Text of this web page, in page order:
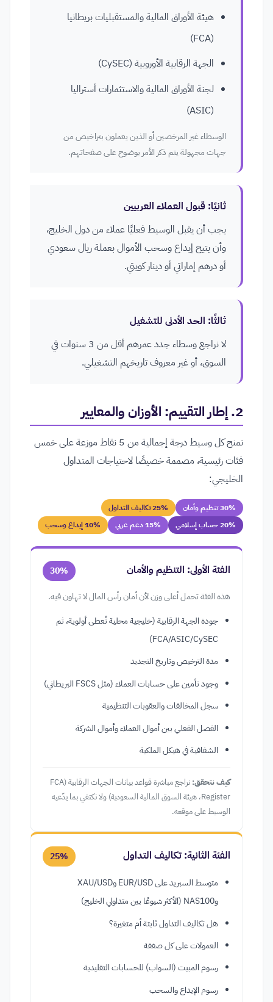
هيئة الأوراق المالية والمستقبليات بريطانيا
(FCA)
الجهة الرقابية الأوروبية (CySEC)
لجنة الأوراق المالية والاستثمارات أستراليا
(ASIC)
الوسطاء غير المرخصين أو الذين يعملون بتراخيص من
جهات مجهولة يتم ذكر الأمر بوضوح على صفحاتهم.
ثانيًا: قبول العملاء العربيين
يجب أن يقبل الوسيط فعليًا عملاء من دول الخليج،
وأن يتيح إيداع وسحب الأموال بعملة ريال سعودي
أو درهم إماراتي أو دينار كويتي.
ثالثًا: الحد الأدنى للتشغيل
لا نراجع وسطاء جدد عمرهم أقل من 3 سنوات في
السوق، أو غير معروف تاريخهم التشغيلي.
2. إطار التقييم: الأوزان والمعايير
نمنح كل وسيط درجة إجمالية من 5 نقاط موزعة على خمس
فئات رئيسية، مصممة خصيصًا لاحتياجات المتداول
الخليجي:
30% تنظيم وأمان
25% تكاليف التداول
20% حساب إسلامي
15% دعم عربي 10% إيداع وسحب
الفئة الأولى: التنظيم والأمان
30%
هذه الفئة تحمل أعلى وزن لأن أمان رأس المال لا تهاون فيه.
جودة الجهة الرقابية (خليجية محلية تُعطى أولوية، ثم
FCA/ASIC/CySEC)
مدة الترخيص وتاريخ التجديد
وجود تأمين على حسابات العملاء (مثل FSCS البريطاني)
سجل المخالفات والعقوبات التنظيمية
الفصل الفعلي بين أموال العملاء وأموال الشركة
الشفافية في هيكل الملكية
كيف نتحقق:
نراجع مباشرة قواعد بيانات الجهات الرقابية (FCA
Register، هيئة السوق المالية السعودية) ولا نكتفي بما يدّعيه
الوسيط على موقعه.
الفئة الثانية: تكاليف التداول 25%
متوسط السبريد على EUR/USD وXAU/USD
وNAS100 (الأكثر شيوعًا بين متداولي الخليج)
هل تكاليف التداول ثابتة أم متغيرة؟
العمولات على كل صفقة
رسوم المبيت (السواب) للحسابات التقليدية
رسوم الإيداع والسحب